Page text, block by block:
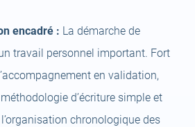
encadré : La démarche de
travail personnel important. Fort
en validation,
d’écriture simple et
chronologique des